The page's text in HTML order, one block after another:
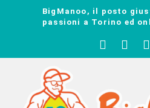
BigManoo, il posto
passioni a Torino ed